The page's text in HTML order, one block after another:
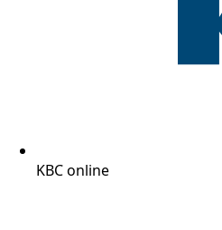
KBC online